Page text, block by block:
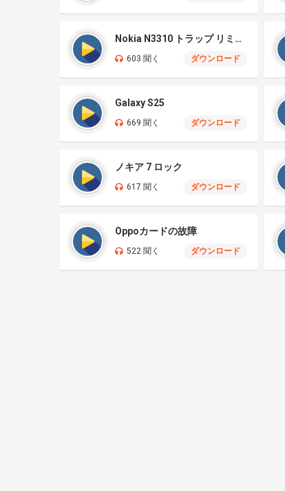
Nokia N3310 トラップ リミックス
603 聞く ダウンロード
Galaxy S25
669 聞く ダウンロード
ノキア 7 ロック
617 聞く ダウンロード
Oppoカードの故障
522 聞く ダウンロード